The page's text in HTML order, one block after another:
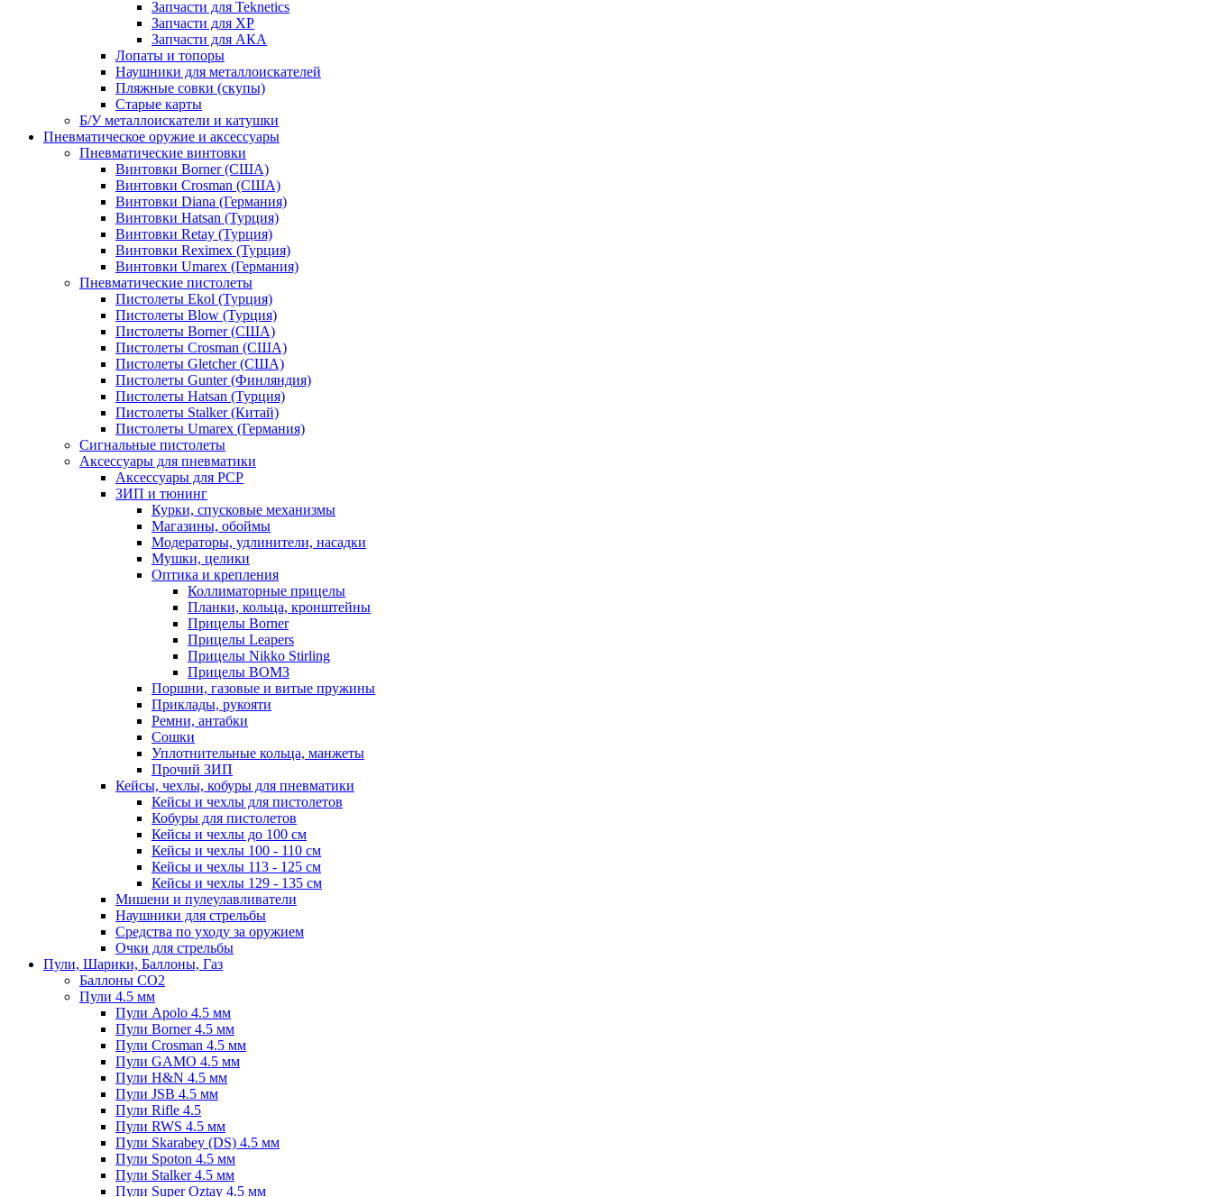
Запчасти для Teknetics
Запчасти для XP
Запчасти для АКА
Лопаты и топоры
Наушники для металлоискателей
Пляжные совки (скупы)
Старые карты
Б/У металлоискатели и катушки
Пневматическое оружие и аксессуары
Пневматические винтовки
Винтовки Borner (США)
Винтовки Crosman (США)
Винтовки Diana (Германия)
Винтовки Hatsan (Турция)
Винтовки Retay (Турция)
Винтовки Reximex (Турция)
Винтовки Umarex (Германия)
Пневматические пистолеты
Пистолеты Ekol (Турция)
Пистолеты Blow (Турция)
Пистолеты Borner (США)
Пистолеты Crosman (США)
Пистолеты Gletcher (США)
Пистолеты Gunter (Финляндия)
Пистолеты Hatsan (Турция)
Пистолеты Stalker (Китай)
Пистолеты Umarex (Германия)
Сигнальные пистолеты
Аксессуары для пневматики
Аксессуары для PCP
ЗИП и тюнинг
Курки, спусковые механизмы
Магазины, обоймы
Модераторы, удлинители, насадки
Мушки, целики
Оптика и крепления
Коллиматорные прицелы
Планки, кольца, кронштейны
Прицелы Borner
Прицелы Leapers
Прицелы Nikko Stirling
Прицелы ВОМЗ
Поршни, газовые и витые пружины
Приклады, рукояти
Ремни, антабки
Сошки
Уплотнительные кольца, манжеты
Прочий ЗИП
Кейсы, чехлы, кобуры для пневматики
Кейсы и чехлы для пистолетов
Кобуры для пистолетов
Кейсы и чехлы до 100 см
Кейсы и чехлы 100 - 110 см
Кейсы и чехлы 113 - 125 см
Кейсы и чехлы 129 - 135 см
Мишени и пулеулавливатели
Наушники для стрельбы
Средства по уходу за оружием
Очки для стрельбы
Пули, Шарики, Баллоны, Газ
Баллоны CO2
Пули 4.5 мм
Пули Apolo 4.5 мм
Пули Borner 4.5 мм
Пули Crosman 4.5 мм
Пули GAMO 4.5 мм
Пули H&N 4.5 мм
Пули JSB 4.5 мм
Пули Rifle 4.5
Пули RWS 4.5 мм
Пули Skarabey (DS) 4.5 мм
Пули Spoton 4.5 мм
Пули Stalker 4.5 мм
Пули Super Oztay 4.5 мм